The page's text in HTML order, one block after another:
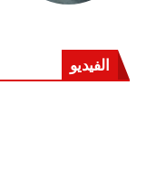
الفيديو